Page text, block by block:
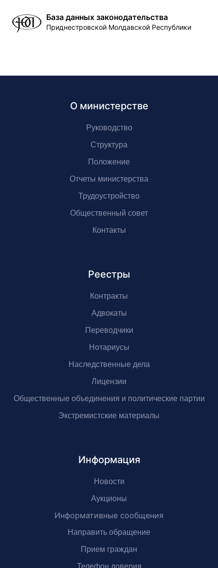
База данных законодательства
Приднестровской Молдавской Республики
О министерстве
Руководство
Структура
Положение
Отчеты министерства
Трудоустройство
Общественный совет
Контакты
Реестры
Контракты
Адвокаты
Переводчики
Нотариусы
Наследственные дела
Лицензии
Общественные объединения и политические партии
Экстремистские материалы
Информация
Новости
Аукционы
Информативные сообщения
Направить обращение
Прием граждан
Телефон доверия